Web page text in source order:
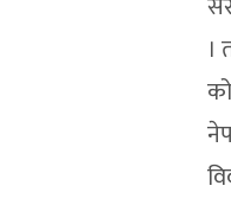
।